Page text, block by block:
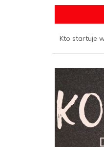
Kto startuje